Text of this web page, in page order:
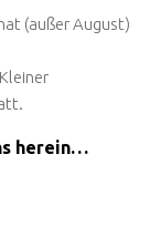
(außer August)
herein…